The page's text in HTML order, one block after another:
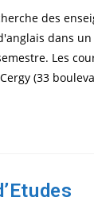
des
dans
Les
(33
De Cergy
Des